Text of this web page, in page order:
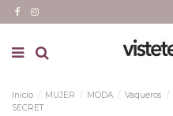
Inicio MUJER MODA Vaqueros
SECRET